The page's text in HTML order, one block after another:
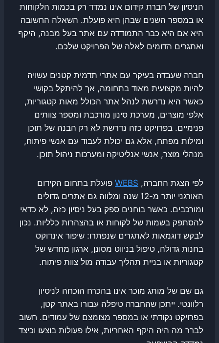
הניסיון של חברת קידום אינו נמדד רק בכמות הלקוחות
או במספר השנים שבהן היא פועלת. השאלה החשובה
היא אם היא כבר התמודדה עם אתר בעל מבנה, היקף
ואתגרים הדומים לאלה של הפרויקט שלכם.
חברה שעבדה בעיקר עם אתרי תדמית קטנים עשויה
להיות מקצועית מאוד בתחומה, אך להיתקל בקושי
כאשר היא נדרשת לנהל אתר הכולל מאות קטגוריות,
אלפי מוצרים, מערכת סינון מורכבת ומספר צוותים
פנימיים. בפרויקט כזה נדרשת לא רק הבנה של תוכן
ומילות מפתח, אלא גם יכולת לעבוד עם אנשי פיתוח,
מנהלי מוצר, אנשי אנליטיקה ומערכות ניהול תוכן.
לפי הצגת החברה, WEBS פועלת בתחום הקידום
האורגני יותר מ-12 שנה ומלווה גם אתרים גדולים
ומורכבים. כאשר בוחנים ספק בעל ניסיון כזה, לא כדאי
להסתפק בשמות של לקוחות או בהצהרות כלליות. נכון
לבקש דוגמאות לאתגרים שנפתרו: שיפור אינדוקס
בחנות גדולה, טיפול בניווט מסונן, ארגון מחדש של
קטגוריות או בניית תהליך עבודה מול צוות פיתוח.
גם שם של מותג מוכר אינו בהכרח הוכחה לניסיון
רלוונטי. ייתכן שהחברה טיפלה עבורו באתר קטן,
בפרויקט נקודתי או במספר מצומצם של עמודים. חשוב
לברר מה היה היקף האחריות, אילו פעולות בוצעו וכיצד